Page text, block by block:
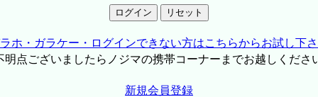
ホ・ガラケー・ログインできない方はこちらからお試し下
点ございましたらノジマの携帯コーナーまでお越しくださ
新規会員登録